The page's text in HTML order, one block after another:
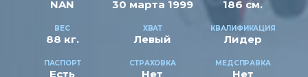
NAN 30 марта 1999 186 см.
ВЕС
88 кг.
ХВАТ
Левый
КВАЛИФИКАЦИЯ
Лидер
ПАСПОРТ
Есть
СТРАХОВКА
Нет
МЕДСПРАВКА
Нет